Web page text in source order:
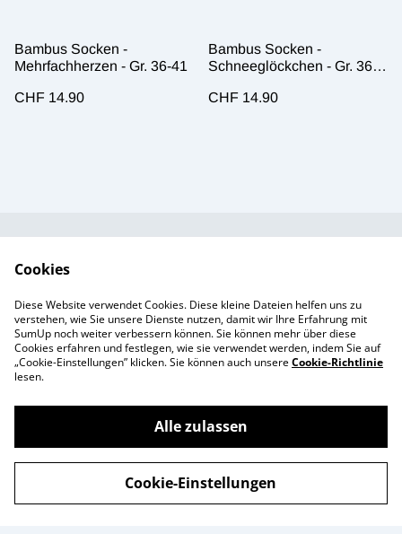
Bambus Socken -
Mehrfachherzen - Gr. 36-41
CHF 14.90
Bambus Socken -
Schneeglöckchen - Gr. 36-
CHF 14.90
Öffnungszeiten
Impressum
Cookie-Richtlinie
Produkte
Enchanté Store - Thun
Cookies
Diese Website verwendet Cookies. Diese kleine Dateien helfen uns zu
verstehen, wie Sie unsere Dienste nutzen, damit wir Ihre Erfahrung mit
SumUp noch weiter verbessern können. Sie können mehr über diese
Cookies erfahren und festlegen, wie sie verwendet werden, indem Sie auf
„Cookie-Einstellungen” klicken. Sie können auch unsereCookie-Richtlinie
lesen.
Alle zulassen
Cookie-Einstellungen